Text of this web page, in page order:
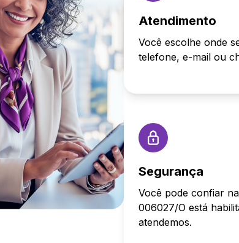
Atendimento
Você escolhe onde
telefone, e-mail ou
Segurança
Você pode confiar
006027/O está
atendemos.